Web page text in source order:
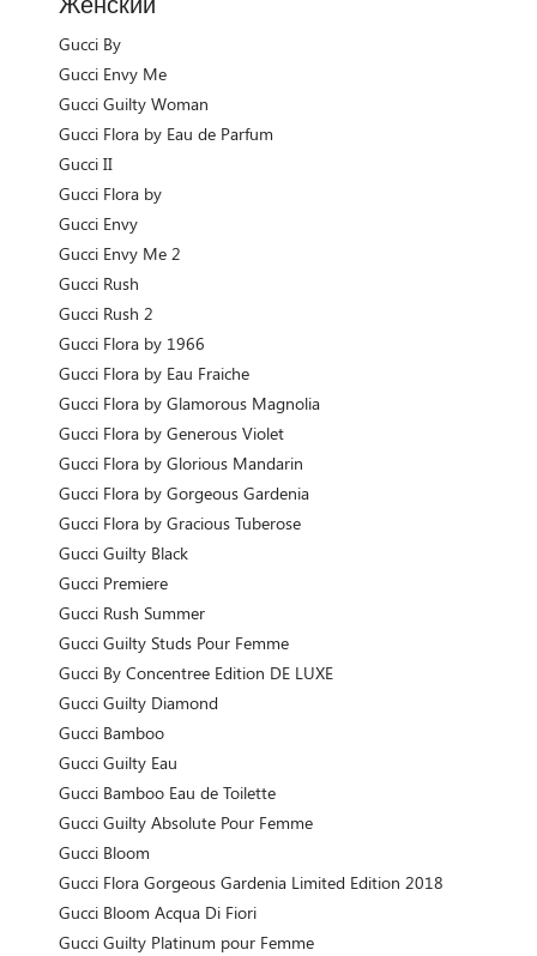
Gucci By
Gucci Envy Me
Gucci Guilty Woman
Gucci Flora by Eau de Parfum
Gucci II
Gucci Flora by
Gucci Envy
Gucci Envy Me 2
Gucci Rush
Gucci Rush 2
Gucci Flora by 1966
Gucci Flora by Eau Fraiche
Gucci Flora by Glamorous Magnolia
Gucci Flora by Generous Violet
Gucci Flora by Glorious Mandarin
Gucci Flora by Gorgeous Gardenia
Gucci Flora by Gracious Tuberose
Gucci Guilty Black
Gucci Premiere
Gucci Rush Summer
Gucci Guilty Studs Pour Femme
Gucci By Concentree Edition DE LUXE
Gucci Guilty Diamond
Gucci Bamboo
Gucci Guilty Eau
Gucci Bamboo Eau de Toilette
Gucci Guilty Absolute Pour Femme
Gucci Bloom
Gucci Flora Gorgeous Gardenia Limited Edition 2018
Gucci Bloom Acqua Di Fiori
Gucci Guilty Platinum pour Femme